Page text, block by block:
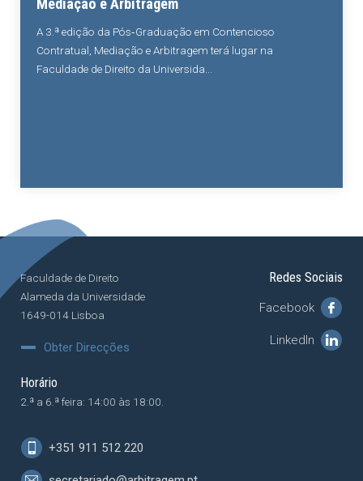
Mediação e Arbitragem
A 3.ª edição da Pós‑Graduação em Contencioso
Contratual, Mediação e Arbitragem terá lugar na
Faculdade de Direito da Universida...
Redes Sociais
Facebook
LinkedIn
Faculdade de Direito
Alameda da Universidade
1649-014 Lisboa
Obter Direcções
Horário
2.ª a 6.ª feira: 14:00 às 18:00.
+351 911 512 220